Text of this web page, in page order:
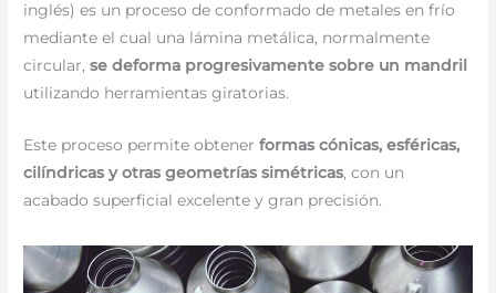
inglés) es un proceso de conformado de metales en frío
mediante el cual una lámina metálica, normalmente
circular,se deforma progresivamente sobre un mandril
utilizando herramientas giratorias.
Este proceso permite obtenerformas cónicas, esféricas,
cilíndricas y otras geometrías simétricas, con un
acabado superficial excelente y gran precisión.